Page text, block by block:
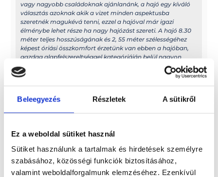
Beleegyezés Részletek A sütikről
Ez a weboldal sütiket használ
Sütiket használunk a tartalmak és hirdetések személyre
szabásához, közösségi funkciók biztosításához,
valamint weboldalforgalmunk elemzéséhez. Ezenkívül
vagy nagyobb családoknak ajánlanánk, a hajó egy kíváló
választás azoknak akik a vizet minden aspektusba
szeretnék magukévá tenni, ezzel a hajóval már igazi
élménybe lehet része ha nagy hajózást szereti. A hajó 8.30
méter teljes hosszúságának és 2, 55 méter szélességéhez
képest óriási összkomfort érzetünk van ebben a hajóban,
gazdag alapfelszereltséggel kategóriáján belül nagyon
versenyképes áron kínálja a Fourtunato család. Kíváló
formatervezésének köszönhetően már kisebb motorral is
speciális engedély nélkül szállítható!
2.500 euro + ÁFA, 7 méter fölött pedig 3.000 euro + ÁFA a
szállítási díj